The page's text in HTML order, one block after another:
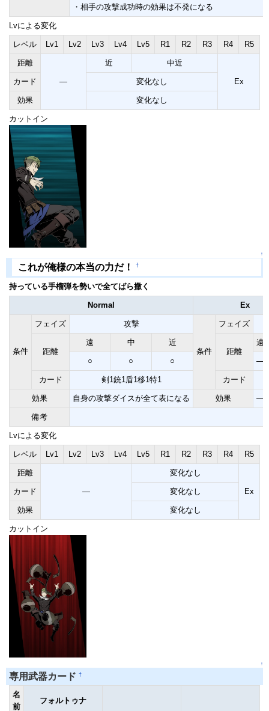
・相手の攻撃成功時の効果は不発になる
Lvによる変化
レベル Lv1 Lv2 Lv3 Lv4 Lv5 R1 R2 R3 R4 R5
距離
―
近 中近
Ex
カード 変化なし
効果 変化なし
カットイン
↑
これが俺様の本当の力だ！ †
持っている手榴弾を勢いで全てばら撒く
Normal Ex
条件
フェイズ 攻撃
条件
フェイズ
距離
遠 中
近
距離
遠
○ ○ ○ ―
カード 剣1銃1盾1移1特1 カード
効果 自身の攻撃ダイスが全て表になる 効果 ―
備考
Lvによる変化
レベル Lv1 Lv2 Lv3 Lv4 Lv5 R1 R2 R3 R4 R5
距離
―
変化なし
Ex
カード 変化なし
効果 変化なし
カットイン
↑
専用武器カード †
名
前
フォルトゥナ